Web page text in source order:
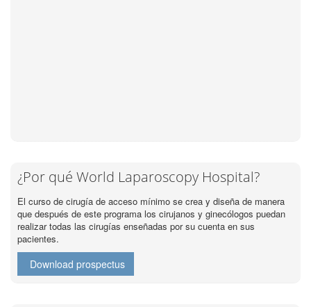
¿Por qué World Laparoscopy Hospital?
El curso de cirugía de acceso mínimo se crea y diseña de manera
que después de este programa los cirujanos y ginecólogos puedan
realizar todas las cirugías enseñadas por su cuenta en sus
pacientes.
Download prospectus